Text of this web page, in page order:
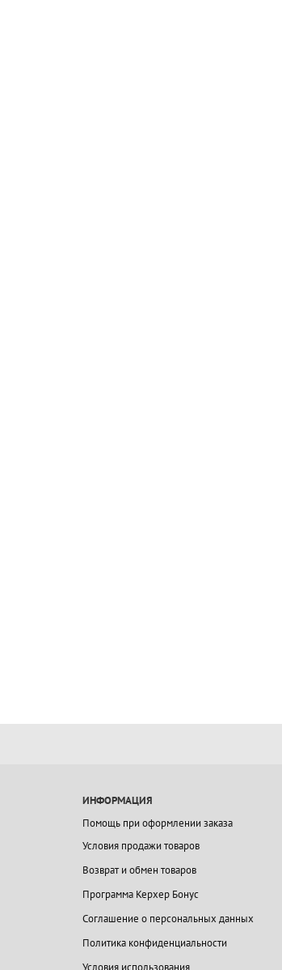
ИНФОРМАЦИЯ
Помощь при оформлении заказа
Условия продажи товаров
Возврат и обмен товаров
Программа Керхер Бонус
Соглашение о персональных данных
Политика конфиденциальности